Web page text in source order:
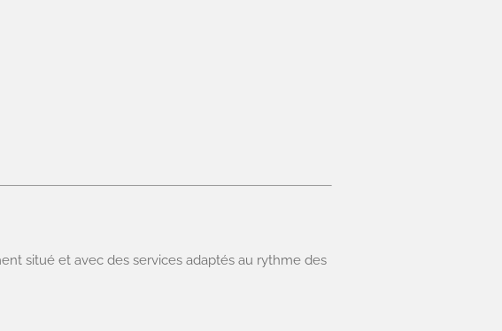
situé et avec des services adaptés au rythme des